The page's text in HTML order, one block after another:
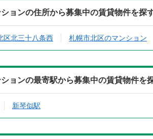
ョンの住所から募集中の賃貸物件を探
区北三十八条西 札幌市北区のマンション
ョンの最寄駅から募集中の賃貸物件を
新琴似駅